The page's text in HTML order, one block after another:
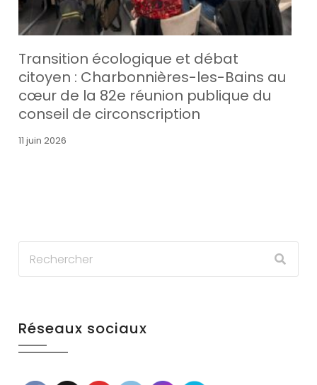
Transition écologique et débat
citoyen : Charbonnières-les-Bains au
cœur de la 82e réunion publique du
conseil de circonscription
11 juin 2026
Réseaux sociaux